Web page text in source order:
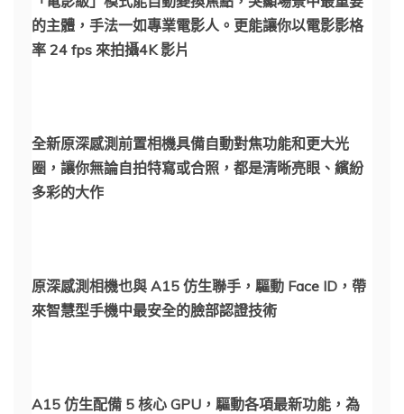
的主體，手法一如專業電影人。更能讓你以電影影格
率 24 fps 來拍攝4K 影片
全新原深感測前置相機具備自動對焦功能和更大光
圈，讓你無論自拍特寫或合照，都是清晰亮眼、繽紛
多彩的大作
原深感測相機也與 A15 仿生聯手，驅動 Face ID，帶
來智慧型手機中最安全的臉部認證技術
A15 仿生配備 5 核心 GPU，驅動各項最新功能，為